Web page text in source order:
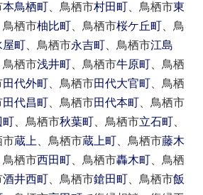
本鳥栖町 、鳥栖市村田町 、鳥栖市東
鳥栖市柚比町 、鳥栖市桜ケ丘町 、鳥
屋町 、鳥栖市永吉町 、鳥栖市江島
鳥栖市浅井町 、鳥栖市牛原町 、鳥栖
田代外町 、鳥栖市田代大官町 、鳥栖
田代昌町 、鳥栖市田代本町 、鳥栖市
町 、鳥栖市秋葉町 、鳥栖市立石町
市蔵上 、鳥栖市蔵上町 、鳥栖市藤木
鳥栖市西田町 、鳥栖市轟木町 、鳥栖
酒井西町 、鳥栖市鎗田町 、鳥栖市飯